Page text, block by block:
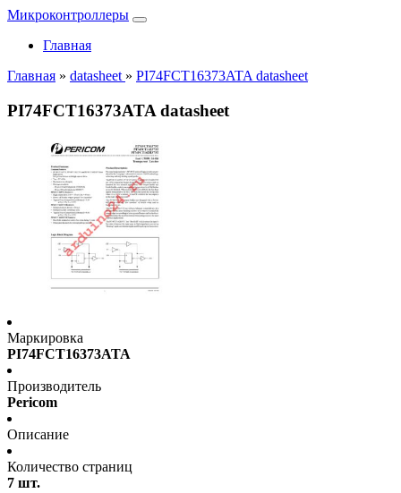
Микроконтроллеры
Главная
Главная » datasheet » PI74FCT16373ATA datasheet
PI74FCT16373ATA datasheet
Маркировка
PI74FCT16373ATA
Производитель
Pericom
Описание
Количество страниц
7 шт.